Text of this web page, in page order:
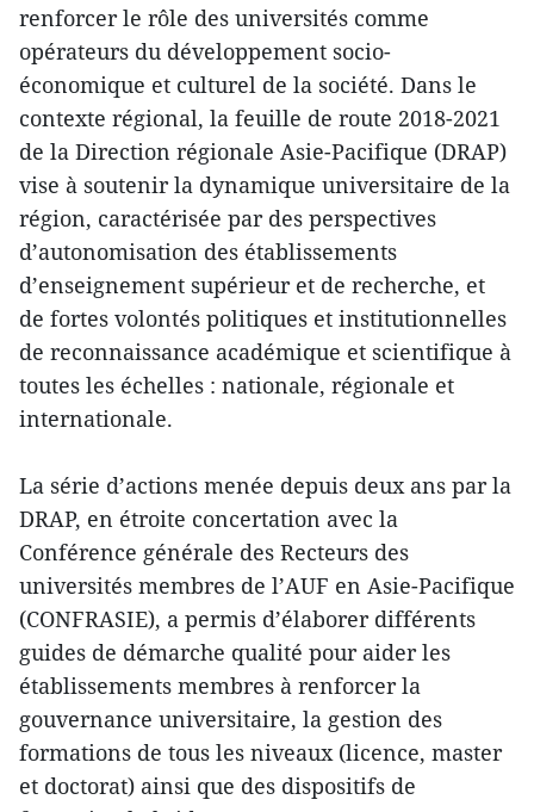
renforcer le rôle des universités comme
opérateurs du développement socio-
économique et culturel de la société. Dans le
contexte régional, la feuille de route 2018-2021
de la Direction régionale Asie-Pacifique (DRAP)
vise à soutenir la dynamique universitaire de la
région, caractérisée par des perspectives
d’autonomisation des établissements
d’enseignement supérieur et de recherche, et
de fortes volontés politiques et institutionnelles
de reconnaissance académique et scientifique à
toutes les échelles : nationale, régionale et
internationale.
La série d’actions menée depuis deux ans par la
DRAP, en étroite concertation avec la
Conférence générale des Recteurs des
universités membres de l’AUF en Asie-Pacifique
(CONFRASIE), a permis d’élaborer différents
guides de démarche qualité pour aider les
établissements membres à renforcer la
gouvernance universitaire, la gestion des
formations de tous les niveaux (licence, master
et doctorat) ainsi que des dispositifs de